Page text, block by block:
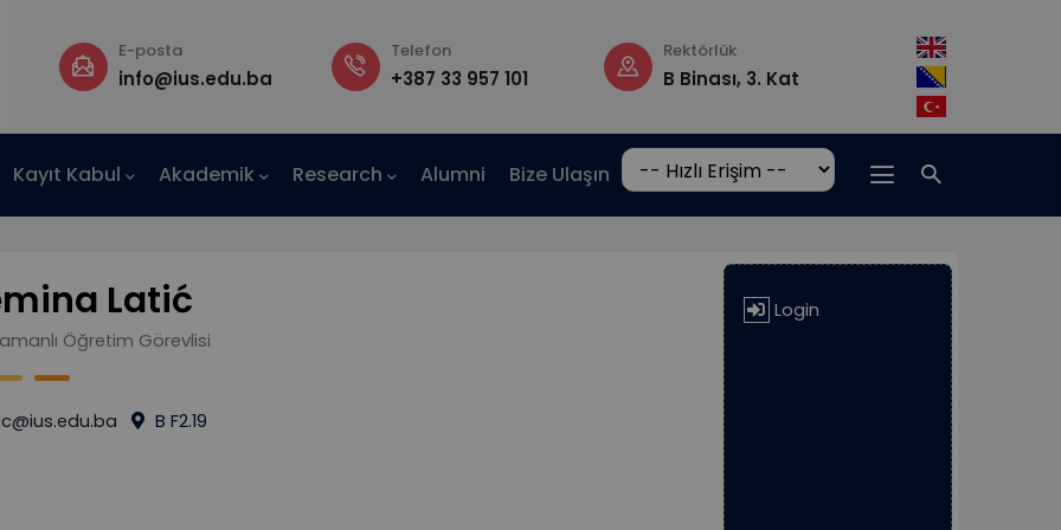
E-posta
info@ius.edu.ba
Telefon
+387 33 957 101
Rektörlük
B Binası, 3. Kat
Çalışma
Pzt-Cm:
17:00
Kayıt Kabul Akademik Research Alumni Bize Ulaşın
Latić
Öğretim Görevlisi
B F2.19
Login